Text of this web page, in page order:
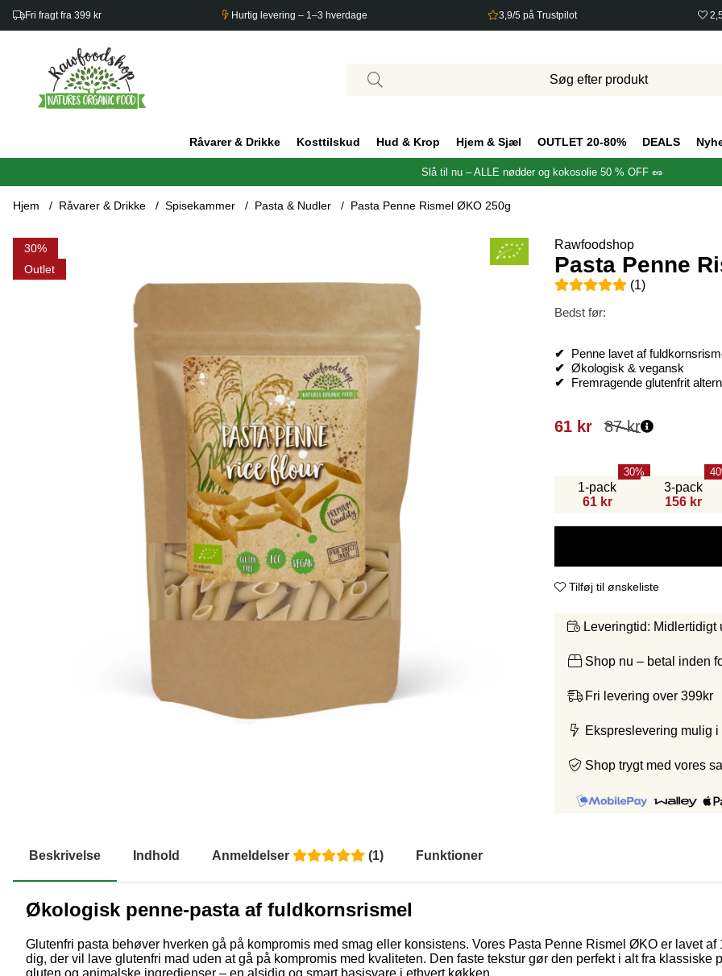
Fri fragt fra 399 kr Hurtig levering – 1–3 hverdage 3,9/5 på Trustpilot
Råvarer & Drikke Kosttilskud Hud & Krop Hjem & Sjæl OUTLET 20-80% DEALS
Slå til nu – ALLE nødder og kokosolie 50 % OFF 🥜
Hjem Råvarer & Drikke Spisekammer Pasta & Nudler Pasta Penne Rismel ØKO 250g
30
Outlet
Produktbilleder Pasta Penne Rismel ØKO 250g Rawfoodshop
Pasta Penne
Gennemsnitlig vurdering 5
(1)
Bedst før:
✔ Penne lavet af
✔ Økologisk & vegansk
✔ Fremragende glutenfrit
87kr
61 kr
1-pack
61 kr
30
3-pack
156 kr
40
Tilføj til ønskeliste
Leveringtid: Midlertidigt
Shop nu – betal inden
Fri levering over 399kr
Ekspreslevering mulig i
Shop trygt med vores
Beskrivelse Indhold Anmeldelser (1) Funktioner
Økologisk penne-pasta af fuldkornsrismel
Glutenfri pasta behøver hverken gå på kompromis med smag eller konsistens. Vores Pasta Penne Rismel ØKO er lavet
dig, der vil lave glutenfri mad uden at gå på kompromis med kvaliteten. Den faste tekstur gør den perfekt i alt fra klassiske
gluten og animalske ingredienser – en alsidig og smart basisvare i ethvert køkken.